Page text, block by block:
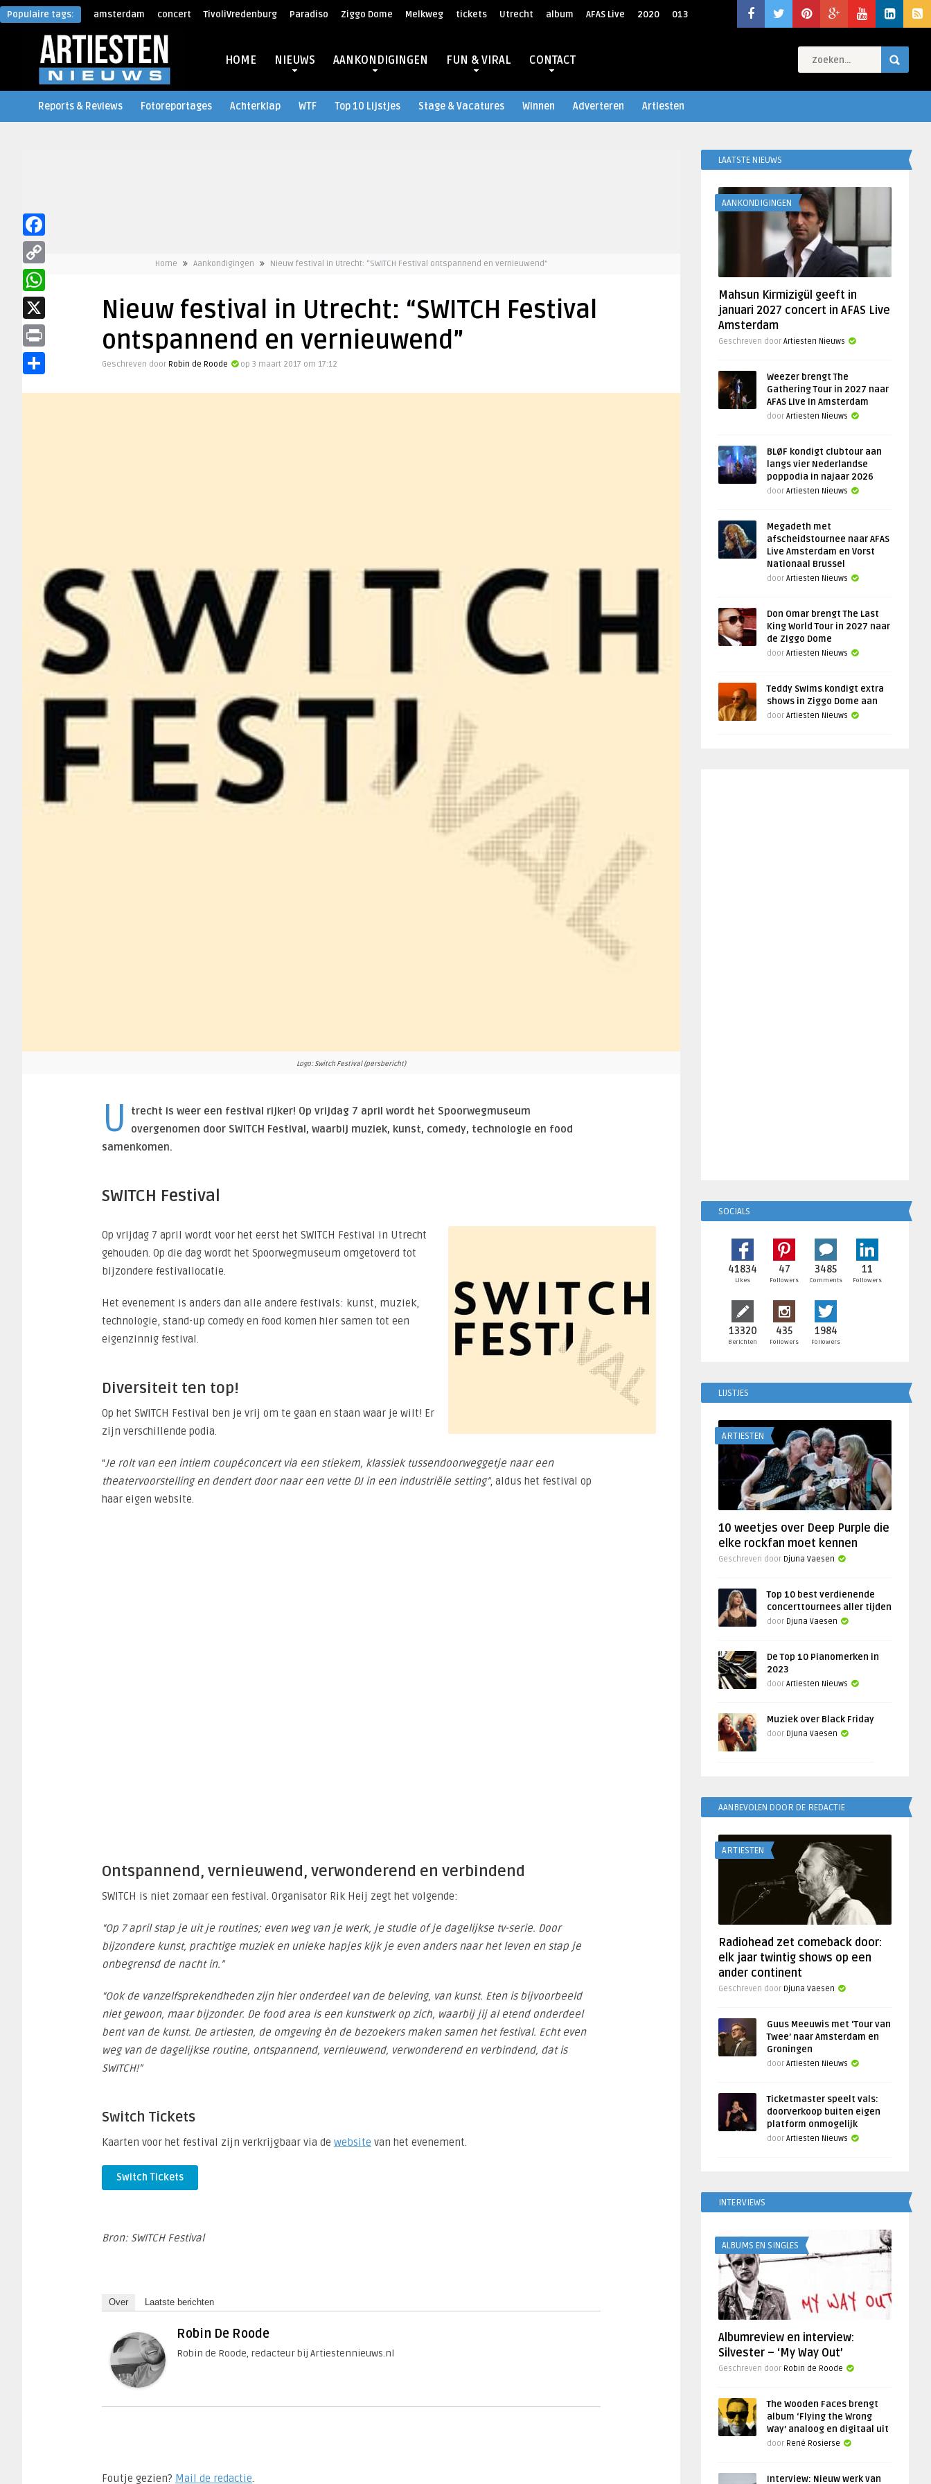
Populaire tags: amsterdam concert TivoliVredenburg Paradiso Ziggo Dome Melkweg tickets Utrecht album AFAS Live 2020 013
HOME NIEUWS AANKONDIGINGEN FUN & VIRAL CONTACT
Reports & Reviews Fotoreportages Achterklap WTF Top 10 Lijstjes Stage & Vacatures Winnen Adverteren Artiesten
Home Aankondigingen Nieuw festival in Utrecht: “SWITCH Festival ontspannend en vernieuwend”
Nieuw festival in Utrecht: “SWITCH Festival
ontspannend en vernieuwend”
Geschreven door Robin de Roode op 3 maart 2017 om 17:12
Logo: Switch Festival (persbericht)
U
trecht is weer een festival rijker! Op vrijdag 7 april wordt het Spoorwegmuseum
overgenomen door SWITCH Festival, waarbij muziek, kunst, comedy, technologie en food
samenkomen.
SWITCH Festival
Op vrijdag 7 april wordt voor het eerst het SWITCH Festival in Utrecht
gehouden. Op die dag wordt het Spoorwegmuseum omgetoverd tot
bijzondere festivallocatie.
Het evenement is anders dan alle andere festivals: kunst, muziek,
technologie, stand-up comedy en food komen hier samen tot een
eigenzinnig festival.
Diversiteit ten top!
Op het SWITCH Festival ben je vrij om te gaan en staan waar je wilt! Er
zijn verschillende podia.
“Je rolt van een intiem coupéconcert via een stiekem, klassiek tussendoorweggetje naar een
theatervoorstelling en dendert door naar een vette DJ in een industriële setting”, aldus het festival op
haar eigen website.
Ontspannend, vernieuwend, verwonderend en verbindend
SWITCH is niet zomaar een festival. Organisator Rik Heij zegt het volgende:
“Op 7 april stap je uit je routines; even weg van je werk, je studie of je dagelijkse tv-serie. Door
bijzondere kunst, prachtige muziek en unieke hapjes kijk je even anders naar het leven en stap je
onbegrensd de nacht in.”
“Ook de vanzelfsprekendheden zijn hier onderdeel van de beleving, van kunst. Eten is bijvoorbeeld
niet gewoon, maar bijzonder. De food area is een kunstwerk op zich, waarbij jij al etend onderdeel
bent van de kunst. De artiesten, de omgeving èn de bezoekers maken samen het festival. Echt even
weg van de dagelijkse routine, ontspannend, vernieuwend, verwonderend en verbindend, dat is
SWITCH!”
Switch Tickets
Kaarten voor het festival zijn verkrijgbaar via de website van het evenement.
Switch Tickets
Bron: SWITCH Festival
Over Laatste berichten
Robin De Roode
Robin de Roode, redacteur bij Artiestennieuws.nl
Foutje gezien? Mail de redactie.​
LAATSTE NIEUWS
AANKONDIGINGEN
Mahsun Kirmizigül geeft in
januari 2027 concert in AFAS Live
Amsterdam
Geschreven door Artiesten Nieuws
Weezer brengt The
Gathering Tour in 2027 naar
AFAS Live in Amsterdam
door Artiesten Nieuws
BLØF kondigt clubtour aan
langs vier Nederlandse
poppodia in najaar 2026
door Artiesten Nieuws
Megadeth met
afscheidstournee naar AFAS
Live Amsterdam en Vorst
Nationaal Brussel
door Artiesten Nieuws
Don Omar brengt The Last
King World Tour in 2027 naar
de Ziggo Dome
door Artiesten Nieuws
Teddy Swims kondigt extra
shows in Ziggo Dome aan
door Artiesten Nieuws
SOCIALS
41834
Likes
47
Followers
3485
Comments
11
Followers
13320
Berichten
435
Followers
1984
Followers
LIJSTJES
ARTIESTEN
10 weetjes over Deep Purple die
elke rockfan moet kennen
Geschreven door Djuna Vaesen
Top 10 best verdienende
concerttournees aller tijden
door Djuna Vaesen
De Top 10 Pianomerken in
2023
door Artiesten Nieuws
Muziek over Black Friday
door Djuna Vaesen
AANBEVOLEN DOOR DE REDACTIE
ARTIESTEN
Radiohead zet comeback door:
elk jaar twintig shows op een
ander continent
Geschreven door Djuna Vaesen
Guus Meeuwis met ‘Tour van
Twee’ naar Amsterdam en
Groningen
door Artiesten Nieuws
Ticketmaster speelt vals:
doorverkoop buiten eigen
platform onmogelijk
door Artiesten Nieuws
INTERVIEWS
ALBUMS EN SINGLES
Albumreview en interview:
Silvester – ‘My Way Out’
Geschreven door Robin de Roode
The Wooden Faces brengt
album ‘Flying the Wrong
Way’ analoog en digitaal uit
door René Rosierse
Interview: Nieuw werk van
Facebook
Copy
Link
WhatsApp
X
Print